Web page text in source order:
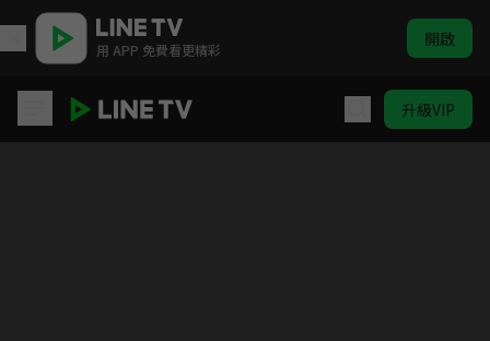
用 APP 免費看更精彩 開啟
升級VIP